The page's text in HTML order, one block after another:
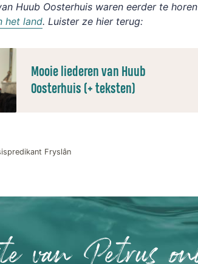
Huub Oosterhuis waren eerder te
het land. Luister ze hier terug:
Mooie liederen van Huub
Oosterhuis (+ teksten)
Fryslân